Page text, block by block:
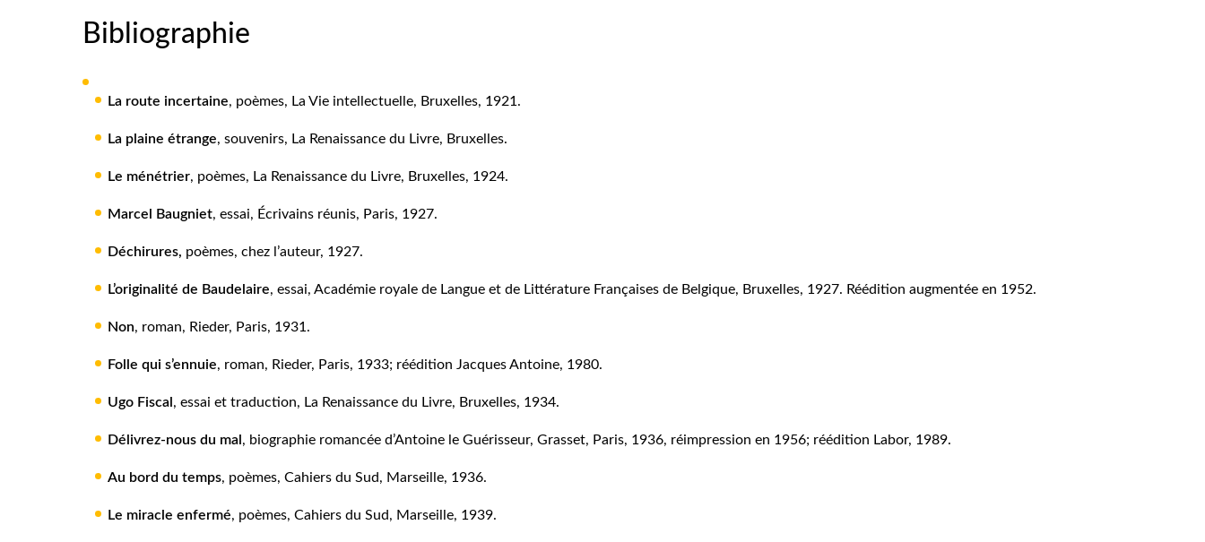
Bibliographie
La route incertaine, poèmes, La Vie intellectuelle, Bruxelles, 1921.
La plaine étrange, souvenirs, La Renaissance du Livre, Bruxelles.
Le ménétrier, poèmes, La Renaissance du Livre, Bruxelles, 1924.
Marcel Baugniet, essai, Écrivains réunis, Paris, 1927.
Déchirures, poèmes, chez l’auteur, 1927.
L’originalité de Baudelaire, essai, Académie royale de Langue et de Littérature Françaises de Belgique, Bruxelles, 1927. Réédition augmentée en 1952.
Non, roman, Rieder, Paris, 1931.
Folle qui s’ennuie, roman, Rieder, Paris, 1933; réédition Jacques Antoine, 1980.
Ugo Fiscal , essai et traduction, La Renaissance du Livre, Bruxelles, 1934.
Délivrez-nous du mal , biographie romancée d’Antoine le Guérisseur, Grasset, Paris, 1936, réimpression en 1956; réédition Labor, 1989.
Au bord du temps, poèmes, Cahiers du Sud, Marseille, 1936.
Le miracle enfermé, poèmes, Cahiers du Sud, Marseille, 1939.